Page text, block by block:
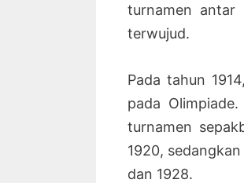
turnamen antar
terwujud.
Pada tahun
pada
turnamen
1920,
dan 1928.